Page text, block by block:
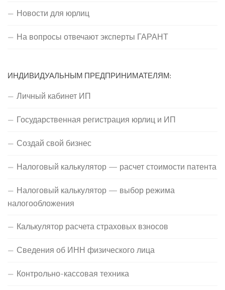
Новости для юрлиц
На вопросы отвечают эксперты ГАРАНТ
ИНДИВИДУАЛЬНЫМ ПРЕДПРИНИМАТЕЛЯМ:
Личный кабинет ИП
Государственная регистрация юрлиц и ИП
Создай свой бизнес
Налоговый калькулятор — расчет стоимости патента
Налоговый калькулятор — выбор режима
налогообложения
Калькулятор расчета страховых взносов
Сведения об ИНН физического лица
Контрольно-кассовая техника